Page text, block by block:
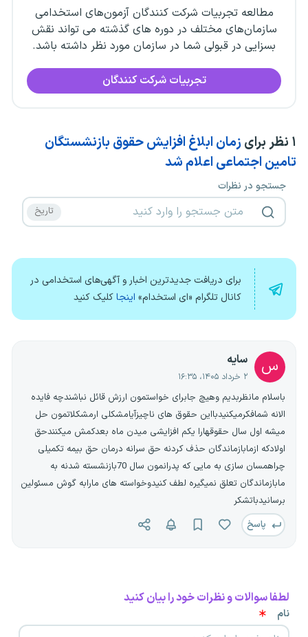
مطالعه تجربیات شرکت کنندگان آزمون‌های استخدامی
سازمان‌های مختلف در دوره های گذشته می تواند نقش
بسزایی در قبولی شما در سازمان مورد نظر داشته باشد.
تجربیات شرکت کنندگان
۱ نظر برای زمان ابلاغ افزایش حقوق بازنشستگان
تامین اجتماعی اعلام شد
جستجو در نظرات
برای دریافت جدیدترین اخبار و آگهی‌های استخدامی در
کانال تلگرام «ای استخدام» اینجاکلیک کنید
س سایه
۲ خرداد ۱۴۰۵، ۱۶:۳۵
باسلام مانظربدیم وهیچ جابرای خواستمون ارزش قائل نباشندچه فایده
الانه شمافکرمیکنیدبااین حقوق های ناچیزآیامشکلی ارمشکلاتمون حل
میشه اول سال حقوقهارا یکم افزایشی میدن ماه بعدکمش میکنندحق
اولادکه ازمابازماندگان حذف کردنه حق سرانه درمان حق بیمه تکمیلی
چراهمسان سازی به مایی که پدرانمون سال 70بازنشسته شدنه به
مابازماندگان تعلق نمیگیره لطف کنیدوخواسته های مارابه گوش مسئولین
برسانیدباتشکر
پاسخ
لطفا سوالات و نظرات خود را بیان کنید
نام